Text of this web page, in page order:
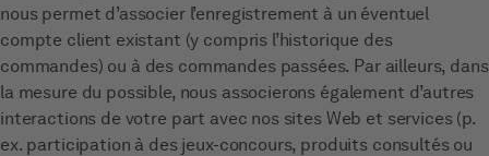
nous permet d’associer l’enregistrement à un éventuel
compte client existant (y compris l’historique des
commandes) ou à des commandes passées. Par ailleurs, dans
la mesure du possible, nous associerons également d’autres
interactions de votre part avec nos sites Web et services (p.
ex. participation à des jeux-concours, produits consultés ou